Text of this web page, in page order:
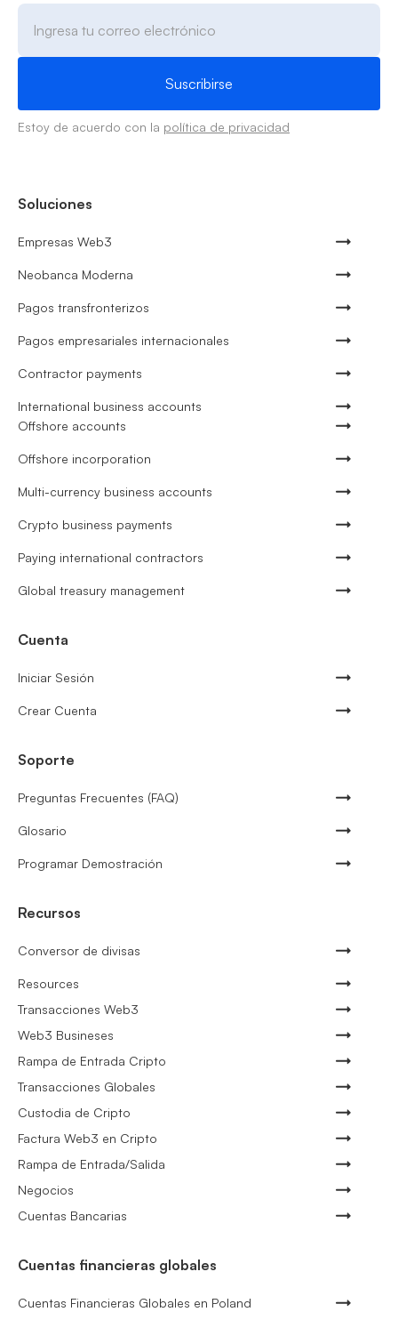
Estoy de acuerdo con la política de privacidad
Soluciones
Empresas Web3
Neobanca Moderna
Pagos transfronterizos
Pagos empresariales internacionales
Contractor payments
International business accounts
Offshore accounts
Offshore incorporation
Multi-currency business accounts
Crypto business payments
Paying international contractors
Global treasury management
Cuenta
Iniciar Sesión
Crear Cuenta
Soporte
Preguntas Frecuentes (FAQ)
Glosario
Programar Demostración
Recursos
Conversor de divisas
Resources
Transacciones Web3
Web3 Busineses
Rampa de Entrada Cripto
Transacciones Globales
Custodia de Cripto
Factura Web3 en Cripto
Rampa de Entrada/Salida
Negocios
Cuentas Bancarias
Cuentas financieras globales
Cuentas Financieras Globales en Poland